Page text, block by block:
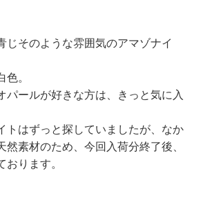
じそのような雰囲気のアマゾナイ
。
パールが好きな方は、きっと気に入
トはずっと探していましたが、なか
然素材のため、今回入荷分終了後、
ります。